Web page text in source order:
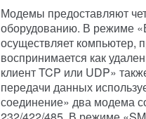
Модемы предоставляют
оборудованию. В режиме
осуществляет компьютер,
воспринимается как
клиент TCP или UDP»
передачи данных
соединение» два модема